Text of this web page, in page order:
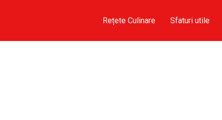
Rețete Culinare Sfaturi utile